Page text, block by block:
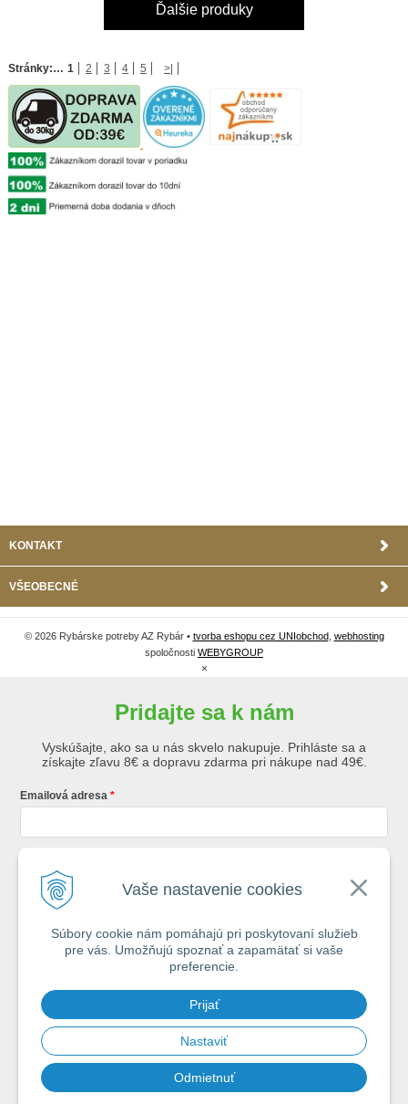
Vaše nastavenie cookies
Súbory cookie nám pomáhajú pri poskytovaní služieb
pre vás. Umožňujú spoznať a zapamätať si vaše
preferencie.
Prijať
Nastaviť
Odmietnuť
Ďalšie produky
Stránky: 1 2 3 4 5
… >|
KONTAKT
VŠEOBECNÉ
© 2026 Rybárske potreby AZ Rybár • tvorba eshopu cez UNIobchod, webhosting
spoločnosti WEBYGROUP
×
Pridajte sa k nám
Vyskúšajte, ako sa u nás skvelo nakupuje. Prihláste sa a
získajte zľavu 8€ a dopravu zdarma pri nákupe nad 49€.
Emailová adresa
Registráciou súhlasíte sovšeobecnými obchodnými podmienkami AZ
s.r.o.
Spamovať vás nebudeme. Max. 2x týždenne vám pošleme e-mail s tipmi
na úspech pri vode.
Chcem sa prihlásiť